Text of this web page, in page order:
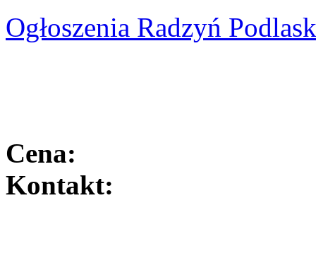
Ogłoszenia Radzyń
Cena:
Kontakt: